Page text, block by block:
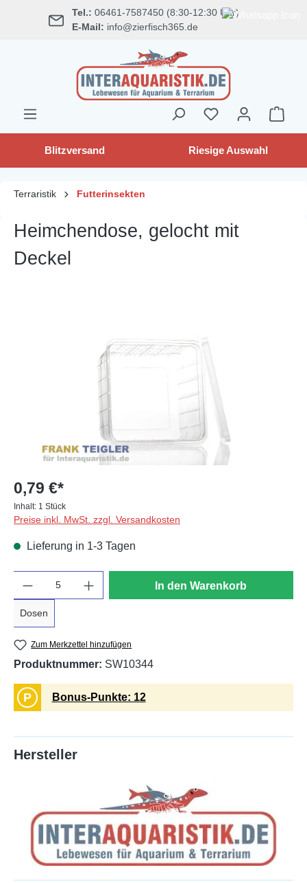
springen Tel.: 06461-7587450 (8:30-12:30 Uhr)
E-Mail: info@zierfisch365.de
Blitzversand Riesige Auswahl
Terraristik Futterinsekten
Heimchendose, gelocht mit
Deckel
0,79 €*
Inhalt: 1 Stück
Preise inkl. MwSt. zzgl. Versandkosten
Lieferung in 1-3 Tagen
Dosen
In den Warenkorb
Zum Merkzettel hinzufügen
Produktnummer: SW10344
P Bonus-Punkte: 12
Hersteller